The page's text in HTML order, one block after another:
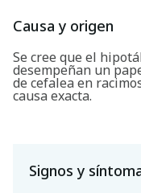
Causa y origen
Se cree que el
desempeñan un
de cefalea en
causa exacta.
Signos y